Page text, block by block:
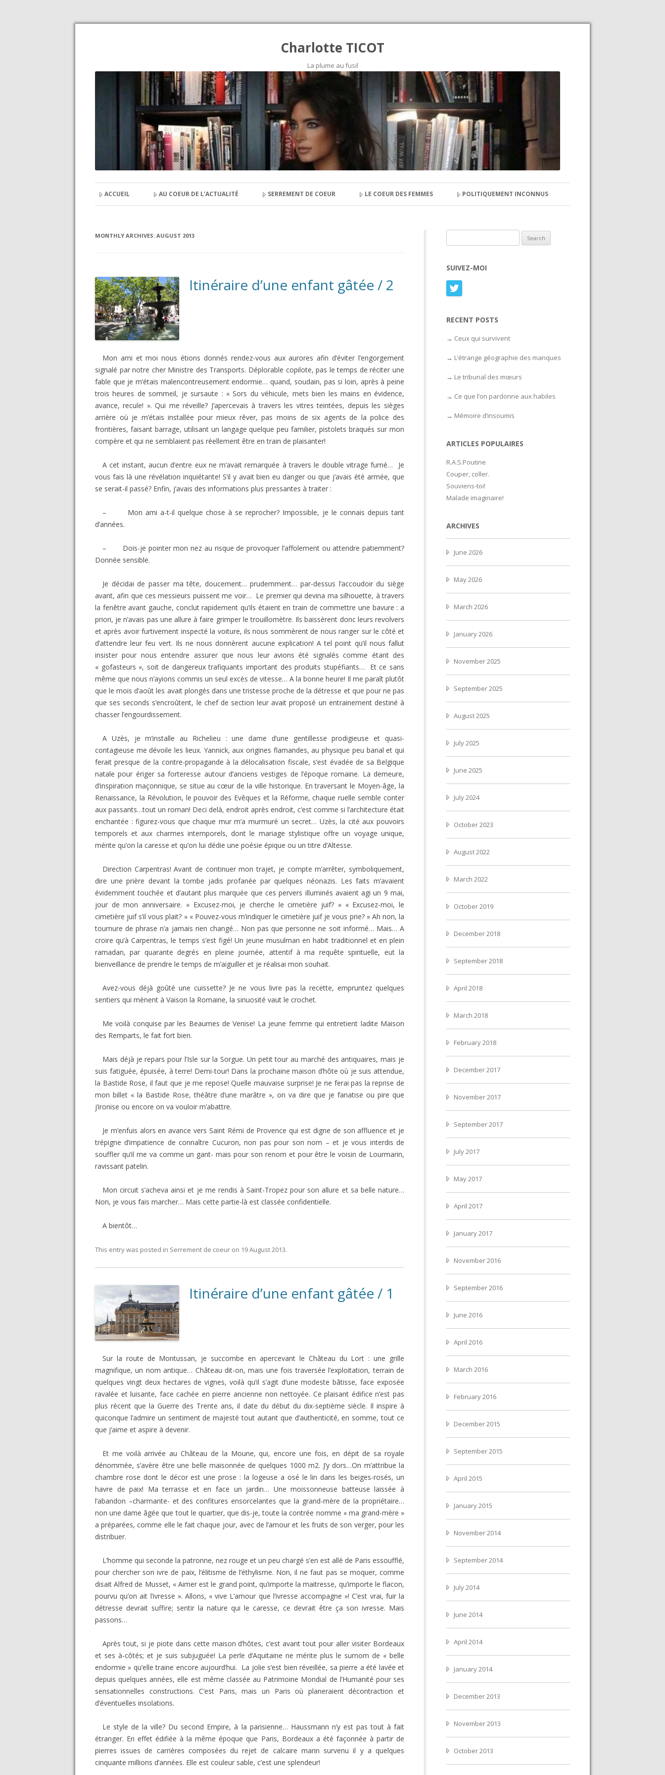
Charlotte TICOT
La plume au fusil
ACCUEIL AU COEUR DE L’ACTUALITÉ SERREMENT DE COEUR LE COEUR DES FEMMES POLITIQUEMENT INCONNUS
MONTHLY ARCHIVES: AUGUST 2013
Itinéraire d’une enfant gâtée / 2
Mon ami et moi nous étions donnés rendez-vous aux aurores afin d’éviter l’engorgement
signalé par notre cher Ministre des Transports. Déplorable copilote, pas le temps de réciter une
fable que je m’étais malencontreusement endormie… quand, soudain, pas si loin, après à peine
trois heures de sommeil, je sursaute : « Sors du véhicule, mets bien les mains en évidence,
avance, recule! ». Qui me réveille? J’apercevais à travers les vitres teintées, depuis les sièges
arrière où je m’étais installée pour mieux rêver, pas moins de six agents de la police des
frontières, faisant barrage, utilisant un langage quelque peu familier, pistolets braqués sur mon
compère et qui ne semblaient pas réellement être en train de plaisanter!
A cet instant, aucun d’entre eux ne m’avait remarquée à travers le double vitrage fumé… Je
vous fais là une révélation inquiétante! S’il y avait bien eu danger ou que j’avais été armée, que
se serait-il passé? Enfin, j’avais des informations plus pressantes à traiter :
– Mon ami a-t-il quelque chose à se reprocher? Impossible, je le connais depuis tant
d’années.
– Dois-je pointer mon nez au risque de provoquer l’affolement ou attendre patiemment?
Donnée sensible.
Je décidai de passer ma tête, doucement… prudemment… par-dessus l’accoudoir du siège
avant, afin que ces messieurs puissent me voir… Le premier qui devina ma silhouette, à travers
la fenêtre avant gauche, conclut rapidement qu’ils étaient en train de commettre une bavure : a
priori, je n’avais pas une allure à faire grimper le trouillomètre. Ils baissèrent donc leurs revolvers
et après avoir furtivement inspecté la voiture, ils nous sommèrent de nous ranger sur le côté et
d’attendre leur feu vert. Ils ne nous donnèrent aucune explication! A tel point qu’il nous fallut
insister pour nous entendre assurer que nous leur avions été signalés comme étant des
« gofasteurs », soit de dangereux trafiquants important des produits stupéfiants… Et ce sans
même que nous n’ayions commis un seul excès de vitesse… A la bonne heure! Il me paraît plutôt
que le mois d’août les avait plongés dans une tristesse proche de la détresse et que pour ne pas
que ses seconds s’encroûtent, le chef de section leur avait proposé un entrainement destiné à
chasser l’engourdissement.
A Uzès, je m’installe au Richelieu : une dame d’une gentillesse prodigieuse et quasi-
contagieuse me dévoile les lieux. Yannick, aux origines flamandes, au physique peu banal et qui
ferait presque de la contre-propagande à la délocalisation fiscale, s’est évadée de sa Belgique
natale pour ériger sa forteresse autour d’anciens vestiges de l’époque romaine. La demeure,
d’inspiration maçonnique, se situe au cœur de la ville historique. En traversant le Moyen-âge, la
Renaissance, la Révolution, le pouvoir des Evêques et la Réforme, chaque ruelle semble conter
aux passants…tout un roman! Deci delà, endroit après endroit, c’est comme si l’architecture était
enchantée : figurez-vous que chaque mur m’a murmuré un secret… Uzès, la cité aux pouvoirs
temporels et aux charmes intemporels, dont le mariage stylistique offre un voyage unique,
mérite qu’on la caresse et qu’on lui dédie une poésie épique ou un titre d’Altesse.
Direction Carpentras! Avant de continuer mon trajet, je compte m’arrêter, symboliquement,
dire une prière devant la tombe jadis profanée par quelques néonazis. Les faits m’avaient
évidemment touchée et d’autant plus marquée que ces pervers illuminés avaient agi un 9 mai,
jour de mon anniversaire. « Excusez-moi, je cherche le cimetière juif? » « Excusez-moi, le
cimetière juif s’il vous plait? » « Pouvez-vous m’indiquer le cimetière juif je vous prie? » Ah non, la
tournure de phrase n’a jamais rien changé… Non pas que personne ne soit informé… Mais… A
croire qu’à Carpentras, le temps s’est figé! Un jeune musulman en habit traditionnel et en plein
ramadan, par quarante degrés en pleine journée, attentif à ma requête spirituelle, eut la
bienveillance de prendre le temps de m’aiguiller et je réalisai mon souhait.
Avez-vous déjà goûté une cuissette? Je ne vous livre pas la recette, empruntez quelques
sentiers qui mènent à Vaison la Romaine, la sinuosité vaut le crochet.
Me voilà conquise par les Beaumes de Venise! La jeune femme qui entretient ladite Maison
des Remparts, le fait fort bien.
Mais déjà je repars pour l’Isle sur la Sorgue. Un petit tour au marché des antiquaires, mais je
suis fatiguée, épuisée, à terre! Demi-tour! Dans la prochaine maison d’hôte où je suis attendue,
la Bastide Rose, il faut que je me repose! Quelle mauvaise surprise! Je ne ferai pas la reprise de
mon billet « la Bastide Rose, théâtre d’une marâtre », on va dire que je fanatise ou pire que
j’ironise ou encore on va vouloir m’abattre.
Je m’enfuis alors en avance vers Saint Rémi de Provence qui est digne de son affluence et je
trépigne d’impatience de connaître Cucuron, non pas pour son nom – et je vous interdis de
souffler qu’il me va comme un gant- mais pour son renom et pour être le voisin de Lourmarin,
ravissant patelin.
Mon circuit s’acheva ainsi et je me rendis à Saint-Tropez pour son allure et sa belle nature…
Non, je vous fais marcher… Mais cette partie-là est classée confidentielle.
A bientôt…
This entry was posted in Serrement de coeur on 19 August 2013.
Itinéraire d’une enfant gâtée / 1
Sur la route de Montussan, je succombe en apercevant le Château du Lort : une grille
magnifique, un nom antique… Château dit-on, mais une fois traversée l’exploitation, terrain de
quelques vingt deux hectares de vignes, voilà qu’il s’agit d’une modeste bâtisse, face exposée
ravalée et luisante, face cachée en pierre ancienne non nettoyée. Ce plaisant édifice n’est pas
plus récent que la Guerre des Trente ans, il date du début du dix-septième siècle. Il inspire à
quiconque l’admire un sentiment de majesté tout autant que d’authenticité, en somme, tout ce
que j’aime et aspire à devenir.
Et me voilà arrivée au Château de la Moune, qui, encore une fois, en dépit de sa royale
dénommée, s’avère être une belle maisonnée de quelques 1000 m2. J’y dors…On m’attribue la
chambre rose dont le décor est une prose : la logeuse a osé le lin dans les beiges-rosés, un
havre de paix! Ma terrasse et en face un jardin… Une moissonneuse batteuse laissée à
l’abandon –charmante- et des confitures ensorcelantes que la grand-mère de la propriétaire…
non une dame âgée que tout le quartier, que dis-je, toute la contrée nomme « ma grand-mère »
a préparées, comme elle le fait chaque jour, avec de l’amour et les fruits de son verger, pour les
distribuer.
L’homme qui seconde la patronne, nez rouge et un peu chargé s’en est allé de Paris essoufflé,
pour chercher son ivre de paix, l’élitisme de l’éthylisme. Non, il ne faut pas se moquer, comme
disait Alfred de Musset, « Aimer est le grand point, qu’importe la maitresse, qu’importe le flacon,
pourvu qu’on ait l’ivresse ». Allons, « vive L’amour que l’ivresse accompagne »! C’est vrai, fuir la
détresse devrait suffire; sentir la nature qui le caresse, ce devrait être ça son ivresse. Mais
passons…
Après tout, si je piote dans cette maison d’hôtes, c’est avant tout pour aller visiter Bordeaux
et ses à-côtés; et je suis subjuguée! La perle d’Aquitaine ne mérite plus le surnom de « belle
endormie » qu’elle traine encore aujourd’hui. La jolie s’est bien réveillée, sa pierre a été lavée et
depuis quelques années, elle est même classée au Patrimoine Mondial de l’Humanité pour ses
sensationnelles constructions. C’est Paris, mais un Paris où planeraient décontraction et
d’éventuelles insolations.
Le style de la ville? Du second Empire, à la parisienne… Haussmann n’y est pas tout à fait
étranger. En effet édifiée à la même époque que Paris, Bordeaux a été façonnée à partir de
pierres issues de carrières composées du rejet de calcaire marin survenu il y a quelques
cinquante millions d’années. Elle est couleur sable, c’est une splendeur!
SUIVEZ-MOI
RECENT POSTS
Ceux qui survivent
L’étrange géographie des manques
Le tribunal des mœurs
Ce que l’on pardonne aux habiles
Mémoire d’insoumis
ARTICLES POPULAIRES
R.A.S.Poutine
Couper, coller.
Souviens-toi!
Malade imaginaire!
ARCHIVES
June 2026
May 2026
March 2026
January 2026
November 2025
September 2025
August 2025
July 2025
June 2025
July 2024
October 2023
August 2022
March 2022
October 2019
December 2018
September 2018
April 2018
March 2018
February 2018
December 2017
November 2017
September 2017
July 2017
May 2017
April 2017
January 2017
November 2016
September 2016
June 2016
April 2016
March 2016
February 2016
December 2015
September 2015
April 2015
January 2015
November 2014
September 2014
July 2014
June 2014
April 2014
January 2014
December 2013
November 2013
October 2013